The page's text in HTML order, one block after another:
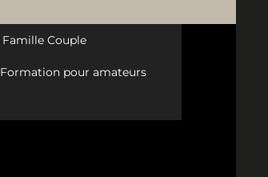
Famille Couple
Formation pour amateurs